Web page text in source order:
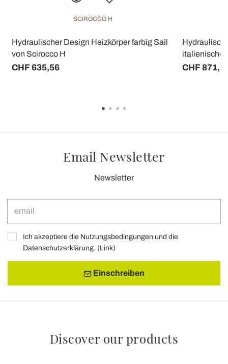
SCIROCCO H
Hydraulischer Design Heizkörper farbig Sail
von Scirocco H
CHF 635,56 CHF
Email Newsletter
Newsletter
Ich akzeptiere die Nutzungsbedingungen und die
Datenschutzerklärung. (Link)
Einschreiben
Discover our products